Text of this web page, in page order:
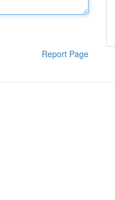
Report Page